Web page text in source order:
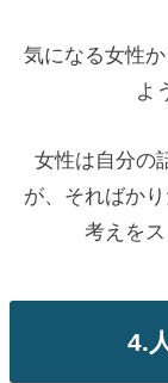
気になる女性
よ
女性は自分の
が、そればか
考えを
4.